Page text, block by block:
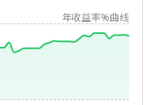
年收益率%曲线